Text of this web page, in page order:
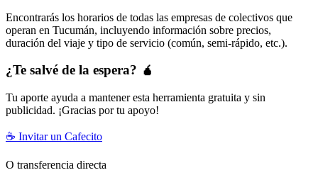
Encontrarás los horarios de todas las empresas de colectivos que
operan en Tucumán, incluyendo información sobre precios,
duración del viaje y tipo de servicio (común, semi-rápido, etc.).
¿Te salvé de la espera? 🧉
Tu aporte ayuda a mantener esta herramienta gratuita y sin
publicidad. ¡Gracias por tu apoyo!
☕ Invitar un Cafecito
O transferencia directa